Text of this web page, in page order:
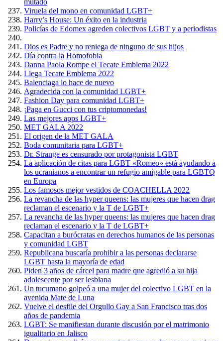
mutado
Viruela del mono en comunidad LGBT+
Harry’s House: Un éxito en la industria
Policías de Edomex agreden colectivos LGBT y a periodistas
Dios es Padre y no reniega de ninguno de sus hijos
Día contra la Homofobia
Danna Paola Rompe el Tecate Emblema 2022
Llega Tecate Emblema 2022
Balenciaga lo hace de nuevo
Agradecida con la comunidad LGBT+
Fashion Day para comunidad LGBT+
¡Paga en Gucci con tus criptomonedas!
Las mejores apps LGBT+
MET GALA 2022
El origen de la MET GALA
Boda comunitaria para LGBT+
Dr. Strange es censurado por protagonista LGBT
La aplicación de citas para LGBT «Romeo» está ayudando a
los ucranianos a encontrar un refugio amigable para LGBTQ
en Europa
Los famosos mejor vestidos de COACHELLA 2022
La revancha de las hyper queens: las mujeres que hacen drag
reclaman el escenario y la T de LGBT+
La revancha de las hyper queens: las mujeres que hacen drag
reclaman el escenario y la T de LGBT+
Capacitan a burócratas en derechos humanos de las personas
y comunidad LGBT
Republicana buscaría prohibir a las personas declararse
LGBT hasta la mayoría de edad
Piden 3 años de cárcel para madre que agredió a su hija
adolescente por ser lesbiana
Un tucumano golpeó a una mujer del colectivo LGBT en la
avenida Mate de Luna
Vuelve el desfile del Orgullo Gay a San Francisco tras dos
años de pandemia
LGBT: Se manifiestan durante discusión por el matrimonio
igualitario en Jalisco